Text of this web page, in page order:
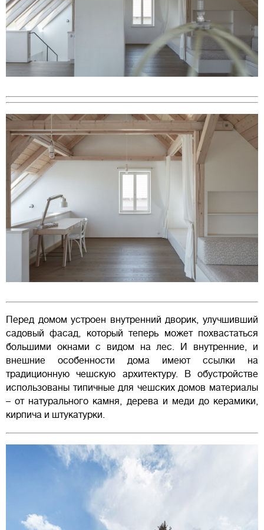
Перед домом устроен внутренний дворик, улучшивший
садовый фасад, который теперь может похвастаться
большими окнами с видом на лес. И внутренние, и
внешние особенности дома имеют ссылки на
традиционную чешскую архитектуру. В обустройстве
использованы типичные для чешских домов материалы
– от натурального камня, дерева и меди до керамики,
кирпича и штукатурки.